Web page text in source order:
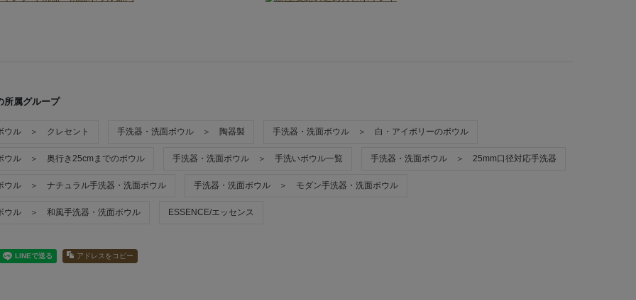
所属グループ
ウル ＞ クレセント 手洗器・洗面ボウル ＞ 陶器製 手洗器・洗面ボウル ＞ 白・アイボリーのボウル
ウル ＞ 奥行き25cmまでのボウル 手洗器・洗面ボウル ＞ 手洗いボウル一覧 手洗器・洗面ボウル ＞ 25mm口径対応手洗器
ウル ＞ ナチュラル手洗器・洗面ボウル 手洗器・洗面ボウル ＞ モダン手洗器・洗面ボウル
ウル ＞ 和風手洗器・洗面ボウル ESSENCE/エッセンス
アドレスをコピー